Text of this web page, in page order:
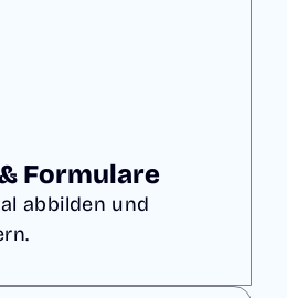
Formulare
abbilden und